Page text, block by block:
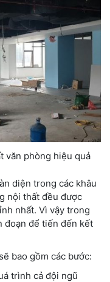
văn phòng hiệu quả
diện trong các khâu
nội thất đều được
nhất. Vì vậy trong
đoạn để tiến đến kết
bao gồm các bước:
trình cả đội ngũ